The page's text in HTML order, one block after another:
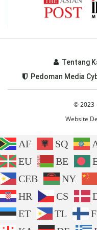
Tentang
Pedoman Media
© 2023
Website
AF SQ
EU
BE
CEB
NY
HR
CS
ET
TL